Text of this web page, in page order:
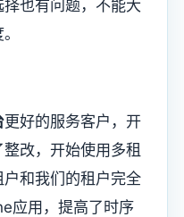
也有问题，不能大
更好的服务客户，开
改，开始使用多租
和我们的租户完全
应用，提高了时序